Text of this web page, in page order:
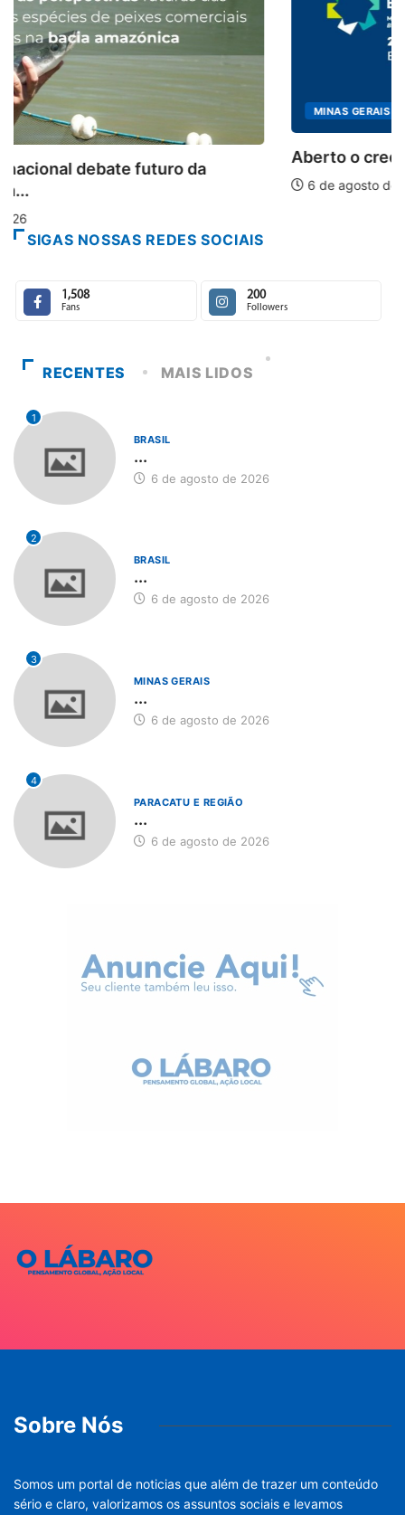
MINAS GERAIS
Aberto o credenciamento de imprensa para
SIGAS NOSSAS REDES SOCIAIS
1,508
Fans
200
Followers
RECENTES MAIS LIDOS
1
BRASIL
...
6 de agosto de 2026
2
BRASIL
...
6 de agosto de 2026
3
MINAS GERAIS
...
6 de agosto de 2026
4
PARACATU E REGIÃO
...
6 de agosto de 2026
Sobre Nós
Somos um portal de noticias que além de trazer um conteúdo
sério e claro, valorizamos os assuntos sociais e levamos